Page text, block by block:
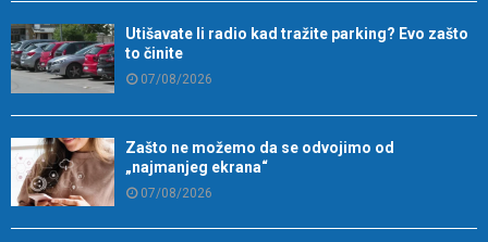
Utišavate li radio kad tražite parking? Evo zašto
to činite
07/08/2026
Zašto ne možemo da se odvojimo od
„najmanjeg ekrana“
07/08/2026